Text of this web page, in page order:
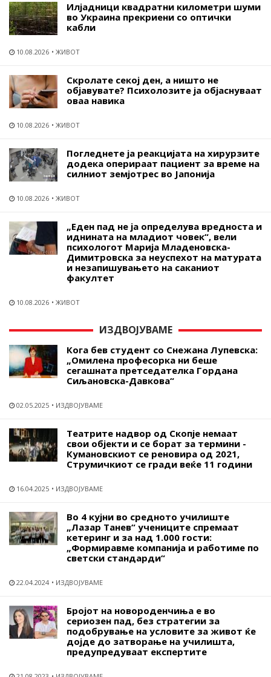
Илјадници квадратни километри шуми
во Украина прекриени со оптички
кабли
10.08.2026 ЖИВОТ
Скролате секој ден, а ништо не
објавувате? Психолозите ја објаснуваат
оваа навика
10.08.2026 ЖИВОТ
Погледнете ја реакцијата на хирурзите
додека оперираат пациент за време на
силниот земјотрес во Јапонија
10.08.2026 ЖИВОТ
„Еден пад не ја определува вредноста и
иднината на младиот човек“, вели
психологот Марија Младеновска-
Димитровска за неуспехот на матурата
и незапишувањето на саканиот
факултет
10.08.2026 ЖИВОТ
ИЗДВОЈУВАМЕ
Кога бев студент со Снежана Лупевска:
„Омилена професорка ни беше
сегашната претседателка Гордана
Сиљановска-Давкова“
02.05.2025 ИЗДВОЈУВАМЕ
Театрите надвор од Скопје немаат
свои објекти и се борат за термини -
Кумановскиот се реновира од 2021,
Струмичкиот се гради веќе 11 години
16.04.2025 ИЗДВОЈУВАМЕ
Во 4 кујни во средното училиште
„Лазар Танев“ учениците спремаат
кетеринг и за над 1.000 гости:
„Формиравме компанија и работиме по
светски стандарди“
22.04.2024 ИЗДВОЈУВАМЕ
Бројот на новороденчиња е во
сериозен пад, без стратегии за
подобрување на условите за живот ќе
дојде до затворање на училишта,
предупредуваат експертите